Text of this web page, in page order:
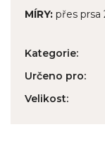
MÍRY: přes prsa
Kategorie:
Určeno pro:
Velikost: